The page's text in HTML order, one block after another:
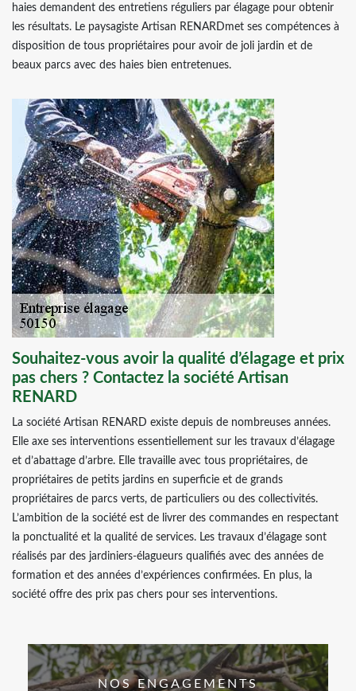
haies demandent des entretiens réguliers par élagage pour obtenir
les résultats. Le paysagiste Artisan RENARDmet ses compétences à
disposition de tous propriétaires pour avoir de joli jardin et de
beaux parcs avec des haies bien entretenues.
Souhaitez-vous avoir la qualité d’élagage et prix
pas chers ? Contactez la société Artisan
RENARD
La société Artisan RENARD existe depuis de nombreuses années.
Elle axe ses interventions essentiellement sur les travaux d’élagage
et d’abattage d’arbre. Elle travaille avec tous propriétaires, de
propriétaires de petits jardins en superficie et de grands
propriétaires de parcs verts, de particuliers ou des collectivités.
L’ambition de la société est de livrer des commandes en respectant
la ponctualité et la qualité de services. Les travaux d’élagage sont
réalisés par des jardiniers-élagueurs qualifiés avec des années de
formation et des années d’expériences confirmées. En plus, la
société offre des prix pas chers pour ses interventions.
NOS ENGAGEMENTS